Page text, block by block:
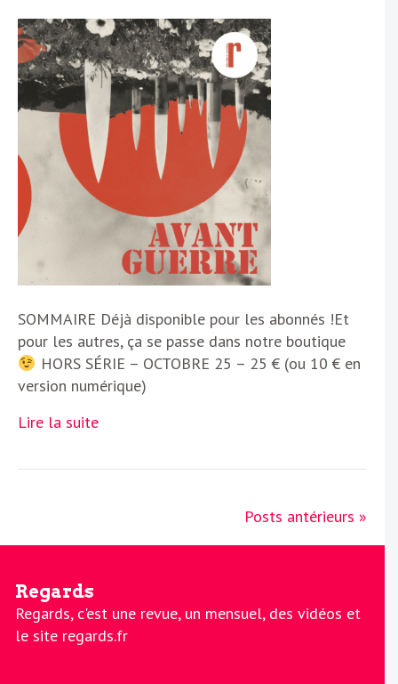
SOMMAIRE Déjà disponible pour les abonnés !Et
pour les autres, ça se passe dans notre boutique
HORS SÉRIE – OCTOBRE 25 – 25 € (ou 10 € en
version numérique)
Lire la suite
Posts antérieurs »
Regards
Regards, c'est une revue, un mensuel, des vidéos et
le site regards.fr